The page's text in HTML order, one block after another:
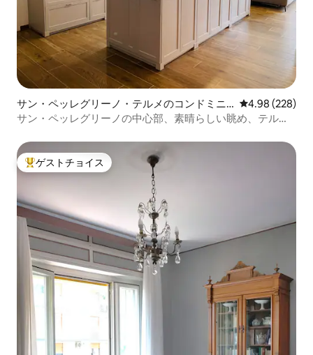
サン・ペッレグリーノ・テルメのコンドミニ
アム
レビュー228
4.98 (228)
サン・ペッレグリーノの中心部、素晴らしい眺め、テルメ
大好評のゲストチョイスです。
ゲストチョイス